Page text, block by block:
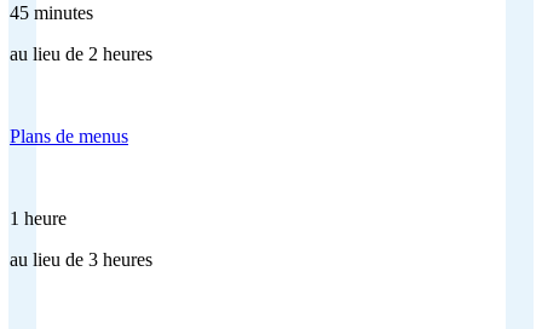
45 minutes
au lieu de 2 heures
Plans de menus
1 heure
au lieu de 3 heures